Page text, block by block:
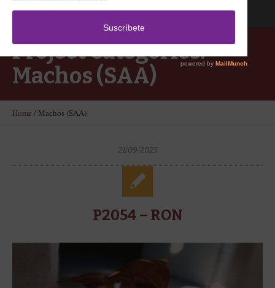
Project Categories:
Machos (SAA)
Home / Machos (SAA)
21/09/2025
P2054 – RON